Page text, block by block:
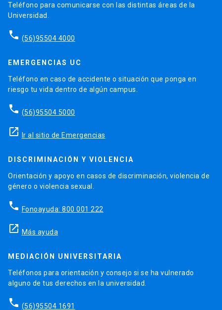
Teléfono para comunicarse con las distintas áreas de la
Universidad.
phone (56)95504 4000
EMERGENCIAS UC
Teléfono en caso de accidente o situación que ponga en
riesgo tu vida dentro de algún campus.
phone (56)95504 5000
launch Ir al sitio de Emergencias
DISCRIMINACIÓN Y VIOLENCIA
Orientación y apoyo en casos de discriminación, violencia de
género o violencia sexual.
phone Fonoayuda: 800 001 222
launch Más ayuda
MEDIACIÓN UNIVERSITARIA
Teléfonos para orientación y consejo si se ha vulnerado
alguno de tus derechos en la universidad.
phone (56)95504 1691